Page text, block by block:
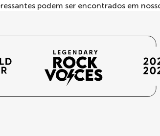
podem ser encontrados em